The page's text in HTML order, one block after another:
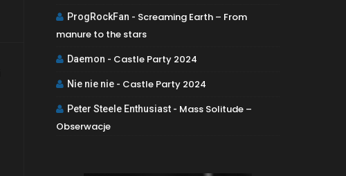
ProgRockFan - Screaming Earth – From
manure to the stars
Daemon - Castle Party 2024
Nie nie nie - Castle Party 2024
Peter Steele Enthusiast - Mass Solitude –
Obserwacje